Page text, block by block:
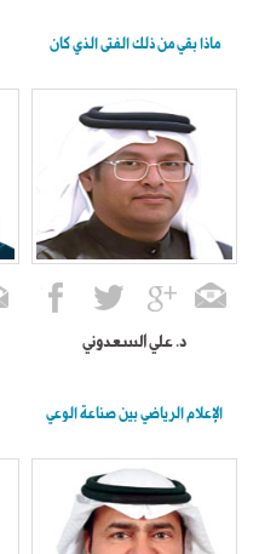
ماذا بقي من ذلك الفتى الذي كان
د. علي السعدوني
الإعلام الرياضي بين صناعة الوعي